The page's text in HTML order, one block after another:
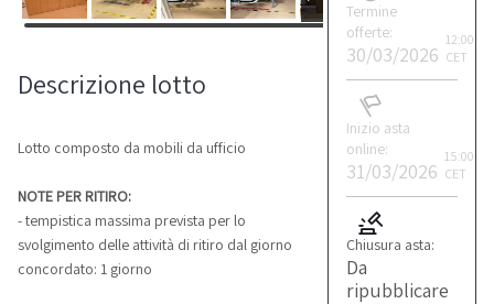
Termine
offerte:
30/03/2026
12:00
CET
Inizio asta
online:
31/03/2026
15:00
CET
Chiusura asta:
Da
ripubblicare
Descrizione lotto
Lotto composto da mobili da ufficio
NOTE PER RITIRO:
- tempistica massima prevista per lo
svolgimento delle attività di ritiro dal giorno
concordato: 1 giorno